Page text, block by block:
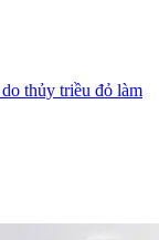
thủy triều đỏ làm